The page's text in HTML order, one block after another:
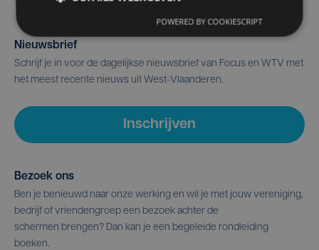
Nieuwsbrief
Schrijf je in voor de dagelijkse nieuwsbrief van Focus en WTV met
het meest recente nieuws uit West-Vlaanderen.
Inschrijven
Bezoek ons
Ben je benieuwd naar onze werking en wil je met jouw vereniging,
bedrijf of vriendengroep een bezoek achter de
schermen brengen? Dan kan je een begeleide rondleiding
boeken.
POWERED BY COOKIESCRIPT